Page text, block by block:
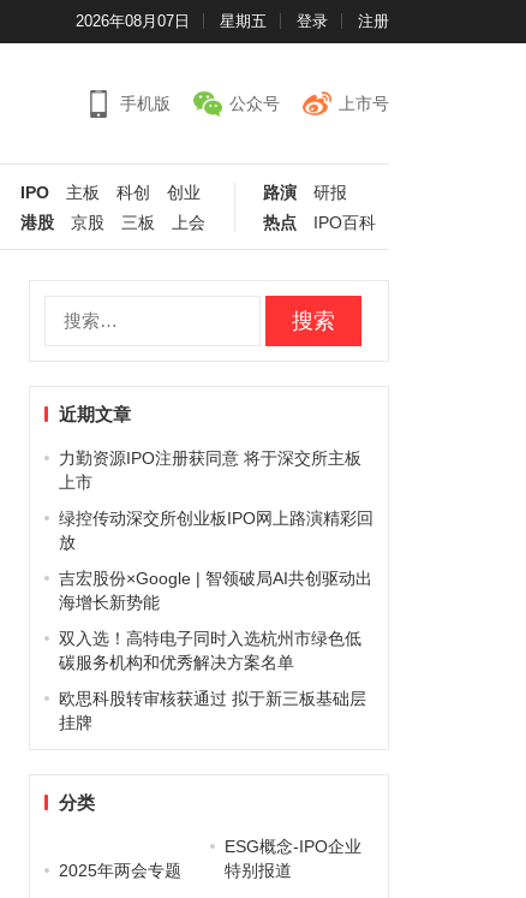
2026年08月07日 星期五 登录 注册
手机版 公众号 上市号
IPO 主板 科创
创业
港股
京股 三板 上会
路演
研报
热点
IPO百科
近期文章
力勤资源IPO注册获同意 将于深交所主板
上市
绿控传动深交所创业板IPO网上路演精彩回
放
吉宏股份×Google | 智领破局AI共创驱动出
海增长新势能
双入选！高特电子同时入选杭州市绿色低
碳服务机构和优秀解决方案名单
欧思科股转审核获通过 拟于新三板基础层
挂牌
分类
2025年两会专题
ESG概念-IPO企业
特别报道